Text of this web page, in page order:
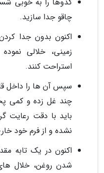
چاقو جدا سازید.
اکنون بدون جدا
زمینی، خلالی
استراحت کنند.
سپس آن ها را داخل
چند غل زده و کمی
باید با دقت رعایت
نشده و از فرم خود
اکنون در یک تابه
شدن روغن، خلال